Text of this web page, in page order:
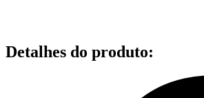
Detalhes do produto: